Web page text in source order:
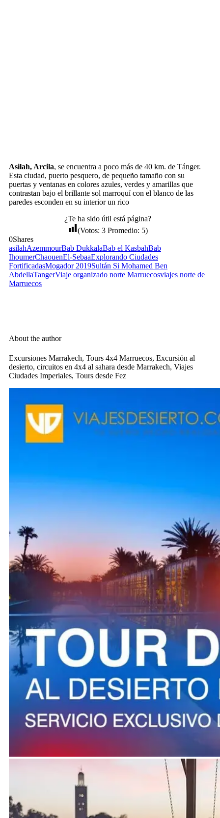
Asilah, Arcila, se encuentra a poco más de 40 km. de Tánger.
Esta ciudad, puerto pesquero, de pequeño tamaño con su
puertas y ventanas en colores azules, verdes y amarillas que
contrastan bajo el brillante sol marroquí con el blanco de las
paredes esconden en su interior un rico
¿Te ha sido útil está página?
(Votos: 3Promedio: 5)
0Shares
asilahAzemmourBab DukkalaBab el KasbahBab
IhoumerChaouenEl-SebaaExplorando Ciudades
FortificadasMogador 2019Sultán Si Mohamed Ben
AbdellaTangerViaje organizado norte Marruecosviajes norte de
Marruecos
About the author
Excursiones Marrakech, Tours 4x4 Marruecos, Excursión al
desierto, circuitos en 4x4 al sahara desde Marrakech, Viajes
Ciudades Imperiales, Tours desde Fez